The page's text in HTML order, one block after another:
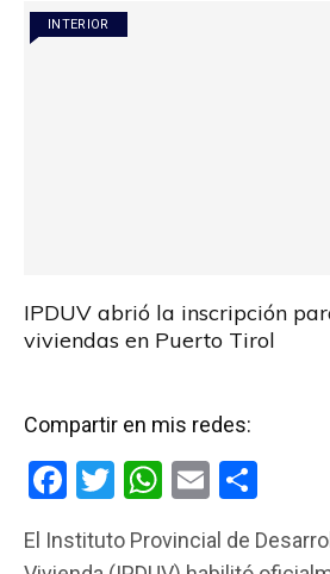
INTERIOR
IPDUV abrió la inscripción
viviendas en Puerto Tirol
Compartir en mis redes:
F
ce
T
tt
W
at
E
ail m
El Instituto Provincial de